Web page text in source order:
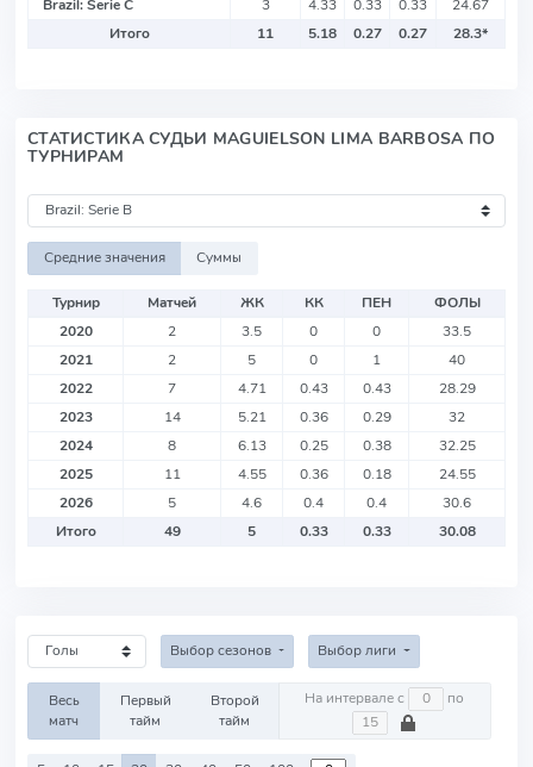
Brazil: Serie C
3 4.33 0.33 0.33
24.67
Итого
11 5.18 0.27 0.27 28.3*
СТАТИСТИКА СУДЬИ MAGUIELSON LIMA BARBOSA ПО
ТУРНИРАМ
Средние значения Суммы
Турнир Матчей ЖК КК ПЕН
ФОЛЫ
2020
2 3.5 0 0
33.5
2021
2 5 0 1
40
2022
7 4.71 0.43 0.43
28.29
2023
14 5.21 0.36 0.29
32
2024
8 6.13 0.25 0.38
32.25
2025
11 4.55 0.36 0.18
24.55
2026
5 4.6 0.4 0.4
30.6
Итого
49 5 0.33 0.33 30.08
Выбор сезонов Выбор лиги
Весь
матч
Первый
тайм
Второй
тайм
На интервале с по